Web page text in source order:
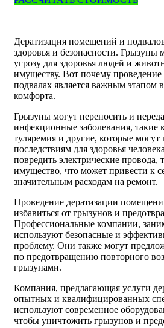
Дератизация помещений и
здоровья и безопасности. Грызуны
угрозу для здоровья людей и
имуществу. Вот почему
подвалах является важным этапом
комфорта.
Грызуны могут переносить и
инфекционные заболевания, такие
туляремия и другие, которые
последствиям для здоровья
повредить электрические провода,
имущество, что может привести к
значительным расходам на ремонт.
Проведение дератизации
избавиться от грызунов и
Профессиональные компании,
используют безопасные и
проблему. Они также могут
по предотвращению повторного
грызунами.
Компания, предлагающая услуги
опытных и квалифицированных
используют современное
чтобы уничтожить грызунов и